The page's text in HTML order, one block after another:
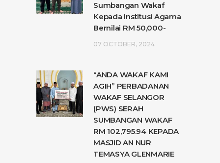
Sumbangan Wakaf
Kepada Institusi Agama
Bernilai RM 50,000-
07 OCTOBER, 2024
“ANDA WAKAF KAMI
AGIH” PERBADANAN
WAKAF SELANGOR
(PWS) SERAH
SUMBANGAN WAKAF
RM 102,795.94 KEPADA
MASJID AN NUR
TEMASYA GLENMARIE